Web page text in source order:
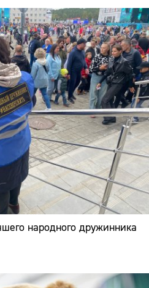
народного дружинника